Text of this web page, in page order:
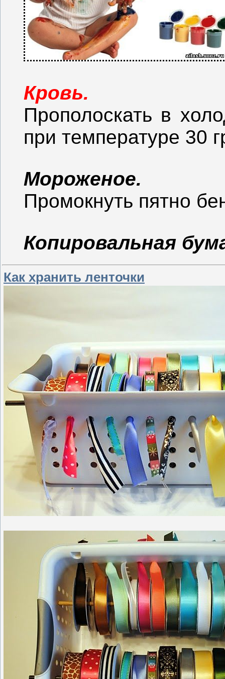
Кровь.
Прополоскать в
при температуре 30
Мороженое.
Промокнуть пятно
Копировальная
Как хранить ленточки